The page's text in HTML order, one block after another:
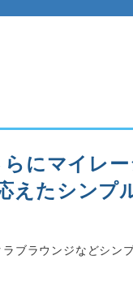
にマイレ
えたシン
ブラウンジなどシン